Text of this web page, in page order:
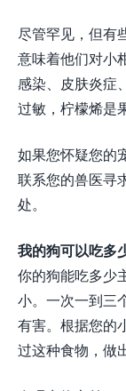
尽管罕见，但有
意味着他们对小
感染、皮肤炎症
过敏，柠檬烯是
如果您怀疑您的
联系您的兽医寻
处。
我的狗可以吃多
你的狗能吃多少
小。一次一到三
有害。根据您的
过这种食物，做